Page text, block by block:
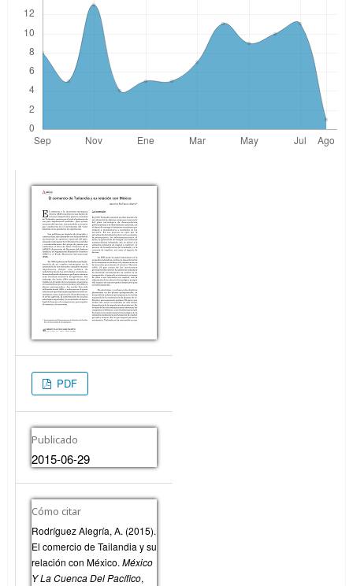
PDF
Publicado
2015-06-29
Cómo citar
Rodríguez Alegría, A. (2015).
El comercio de Tailandia y su
relación con México. México
Y La Cuenca Del Pacífico,